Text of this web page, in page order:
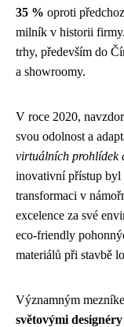
35 % oproti
milník v historii firmy.
trhy, především do
a showroomy.
V roce 2020,
svou odolnost a
virtuálních prohlídek
inovativní přístup byl
transformaci v
excelence za své
eco-friendly
materiálů při stavbě
Významným
světovými designéry